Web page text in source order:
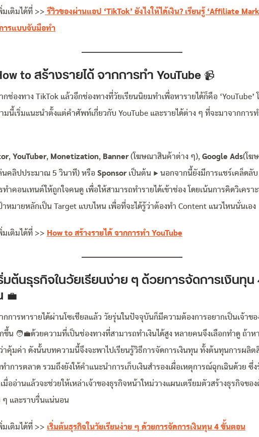
มเติมได้ที่ >> รีวิวของผ่านแอป ‘TikTok’ ยังไงให้ได้เงิน? เรียนรู้ ‘Affiliate
ารแบบจับมือทำ
to สร้างรายได้ จากการทำ YouTube📹
กช่องทาง TikTok แล้วอีกช่องทางที่วัยเรียนนิยมทำเพื่อหารายได้ก็คือ ‘YouTube’
มนี้เริ่มแนะนำตั้งแต่คำศัพท์เกี่ยวกับ YouTube และรายได้ต่าง ๆ ที่จะมาจากการ
, YouTuber, Monetization, Banner(โฆษณาสินค้าต่าง ๆ), Google Ads(โฆ
นคลิปประมาณ 5 วินาที) หรือ Sponsorเป็นต้น ▶️ นอกจากนี้ยังมีการแชร์เคล็ดลับ
ทำคอนเทนต์ให้ถูกใจคนดู เพื่อให้สามารถทำรายได้เข้าช่อง โดยเน้นการคิดวิเครา
าหมายหลักเป็น Target แบบไหน เพื่อที่จะได้รู้ว่าต้องทำ Content แนวไหนนั่นเอง
มเติมได้ที่ >> How to สร้างรายได้ จากการทำ YouTube
มต้นธุรกิจในวัยเรียนง่าย ๆ ด้วยการจัดการเงินทุ
💼
กการหารายได้ผ่านโซเชียลแล้ว วัยรุ่นในปัจจุบันก็มีความต้องการอยากเป็นเจ้าขอ
ขึ้น 🧑‍💼ด้วยความที่เป็นช่องทางที่สามารถทำเงินได้สูง หลายคนจึงเลือกทำดู ถ้าห
าคุ้มค่า ดังนั้นบทความนี้จึงจะพาไปเรียนรู้วิธีการจัดการเงินทุน ทั้งต้นทุนการผลิต
ำการตลาด รวมถึงยังให้คำแนะนำการเก็บเงินสำรองเผื่อเหตุการณ์ฉุกเฉินด้วย ซึ่ง
เมื่ออ่านแล้วจะช่วยให้เหล่าเจ้าของธุรกิจหน้าใหม่วางแผนเตรียมตัวสร้างธุรกิจของ
ๆ และราบรื่นแน่นอน
มเติมได้ที่ >> เริ่มต้นธุรกิจในวัยเรียนง่าย ๆ ด้วยการจัดการเงินทุน 4 ขั้นตอน